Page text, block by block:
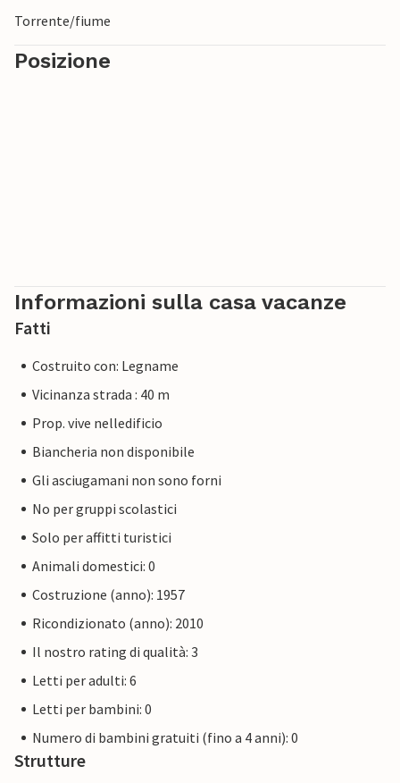
Torrente/fiume
Posizione
Informazioni sulla casa vacanze
Fatti
Costruito con: Legname
Vicinanza strada : 40 m
Prop. vive nelledificio
Biancheria non disponibile
Gli asciugamani non sono forni
No per gruppi scolastici
Solo per affitti turistici
Animali domestici: 0
Costruzione (anno): 1957
Ricondizionato (anno): 2010
Il nostro rating di qualità: 3
Letti per adulti: 6
Letti per bambini: 0
Numero di bambini gratuiti (fino a 4 anni): 0
Strutture